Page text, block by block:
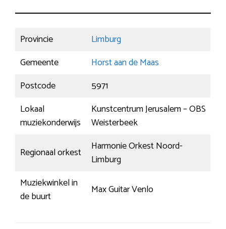
Provincie
Limburg
Gemeente
Horst aan de Maas
Postcode
5971
Lokaal
muziekonderwijs
Kunstcentrum Jerusalem – OBS
Weisterbeek
Regionaal orkest
Harmonie Orkest Noord-
Limburg
Muziekwinkel in
de buurt
Max Guitar Venlo